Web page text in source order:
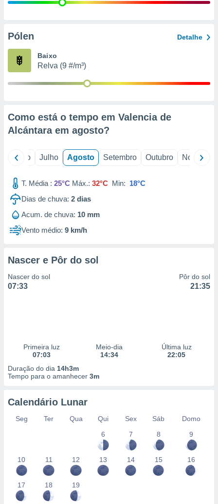
e
de
Pólen Detalhe
Baixo
Relva (9 #/m³)
Como está o tempo em Valencia de
Alcántara em agosto?
Junho Julho Agosto Setembro Outubro Novembro
T. Média : 25°C Máx.: 32°C Min: 18°C
Dias de chuva: 2 dias
Acum. de chuva: 10 mm
Vento médio: 9 km/h
Nascer e Pôr do sol
Nascer do sol
07:33
Pôr do sol
21:35
Primeira luz
07:03
Meio-dia
14:34
Última luz
22:05
Duração do dia 14h3m
Tempo para o amanhecer 3m
Calendário Lunar
Seg Ter Qua Qui Sex Sáb
Domo
6
7 8 9
10 11 12 13 14 15 16
17 18 19